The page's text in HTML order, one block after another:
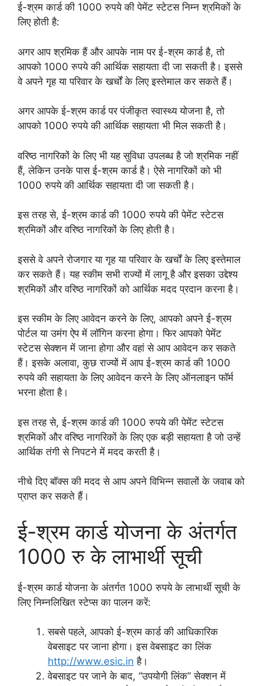
ई-श्रम कार्ड की 1000 रुपये की पेमेंट स्टेटस निम्न श्रमिकों के
लिए होती है:
अगर आप श्रमिक हैं और आपके नाम पर ई-श्रम कार्ड है, तो
आपको 1000 रुपये की आर्थिक सहायता दी जा सकती है। इससे
वे अपने गृह या परिवार के खर्चों के लिए इस्तेमाल कर सकते हैं।
अगर आपके ई-श्रम कार्ड पर पंजीकृत स्वास्थ्य योजना है, तो
आपको 1000 रुपये की आर्थिक सहायता भी मिल सकती है।
वरिष्ठ नागरिकों के लिए भी यह सुविधा उपलब्ध है जो श्रमिक नहीं
हैं, लेकिन उनके पास ई-श्रम कार्ड है। ऐसे नागरिकों को भी
1000 रुपये की आर्थिक सहायता दी जा सकती है।
इस तरह से, ई-श्रम कार्ड की 1000 रुपये की पेमेंट स्टेटस
श्रमिकों और वरिष्ठ नागरिकों के लिए होती है।
इससे वे अपने रोजगार या गृह या परिवार के खर्चों के लिए इस्तेमाल
कर सकते हैं। यह स्कीम सभी राज्यों में लागू है और इसका उद्देश्य
श्रमिकों और वरिष्ठ नागरिकों को आर्थिक मदद प्रदान करना है।
इस स्कीम के लिए आवेदन करने के लिए, आपको अपने ई-श्रम
पोर्टल या उमंग ऐप में लॉगिन करना होगा। फिर आपको पेमेंट
स्टेटस सेक्शन में जाना होगा और वहां से आप आवेदन कर सकते
हैं। इसके अलावा, कुछ राज्यों में आप ई-श्रम कार्ड की 1000
रुपये की सहायता के लिए आवेदन करने के लिए ऑनलाइन फॉर्म
भरना होता है।
इस तरह से, ई-श्रम कार्ड की 1000 रुपये की पेमेंट स्टेटस
श्रमिकों और वरिष्ठ नागरिकों के लिए एक बड़ी सहायता है जो उन्हें
आर्थिक तंगी से निपटने में मदद करती है।
नीचे दिए बॉक्स की मदद से आप अपने विभिन्न सवालों के जवाब को
प्राप्त कर सकते हैं।
ई-श्रम कार्ड योजना के अंतर्गत
1000 रु के लाभार्थी सूची
ई-श्रम कार्ड योजना के अंतर्गत 1000 रुपये के लाभार्थी सूची के
लिए निम्नलिखित स्टेप्स का पालन करें:
सबसे पहले, आपको ई-श्रम कार्ड की आधिकारिक
वेबसाइट पर जाना होगा। इस वेबसाइट का लिंक
http://www.esic.in है।
वेबसाइट पर जाने के बाद, “उपयोगी लिंक” सेक्शन में